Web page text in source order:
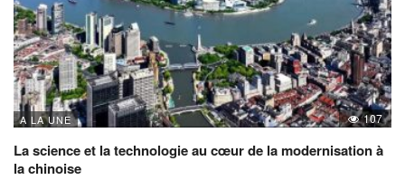
A LA UNE 107
La science et la technologie au cœur de la modernisation à
la chinoise